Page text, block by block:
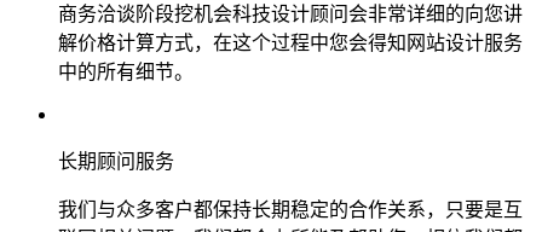
商务洽谈阶段挖机会科技设计顾问会非常详细的向您讲
解价格计算方式，在这个过程中您会得知网站设计服务
中的所有细节。
长期顾问服务
我们与众多客户都保持长期稳定的合作关系，只要是互